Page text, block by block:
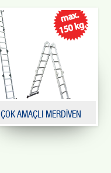
ÇOK AMAÇLI MERDİVEN